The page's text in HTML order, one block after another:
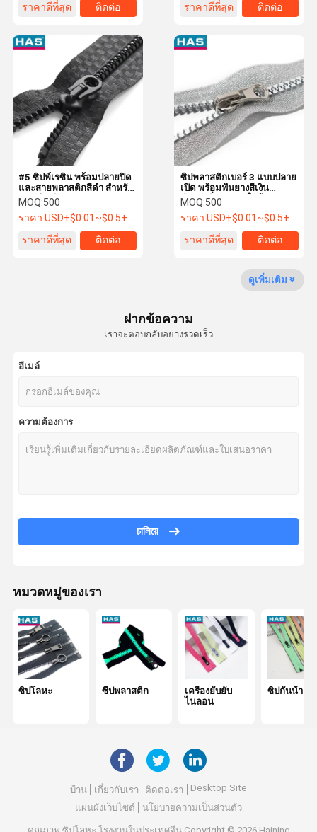
บ้าน แสดง VR
ทัวร์โรงงาน
ควบคุม
ติดต่อเรา ขออ้าง
เครื่องยับยับไนลอน
ซิปกันน้ํา
ซิปเพชร
ปุ่มโลหะตามสั่ง
ราคาดีที่สุด
ติดต่อ
ราคาดีที่สุด
ติดต่อ
ซิปพลาสติกเบอร์ 3 แบบปลาย
เปิด พร้อมฟันยางสีเงิน
สำหรับสิ่งทอภายในบ้าน
MOQ:500
ราคา:USD+$0.01~$0.5+PC
ราคาดีที่สุด
ติดต่อ
#5 ซิปพ์เรซิน พร้อมปลายปิด
และสายพลาสติกสีดํา สําหรับ
กระเป๋าเดินทาง
MOQ:500
ราคา:USD+$0.01~$0.5+PC
ราคาดีที่สุด
ติดต่อ
ดูเพิ่มเติม
ฝากข้อความ
เราจะตอบกลับอย่างรวดเร็ว
อีเมล์
ความต้องการ
চালিয়ে
หมวดหมู่ของเรา
ซิปโลหะ ซีปพลาสติก
เครื่องยับยับ
ไนลอน
ซิปกันน้ํา
บ้าน เกี่ยวกับเรา ติดต่อเรา
Desktop Site
แผนผังเว็บไซต์
นโยบายความเป็นส่วนตัว